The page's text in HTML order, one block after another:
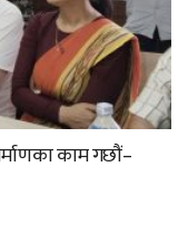
काम गछौं–